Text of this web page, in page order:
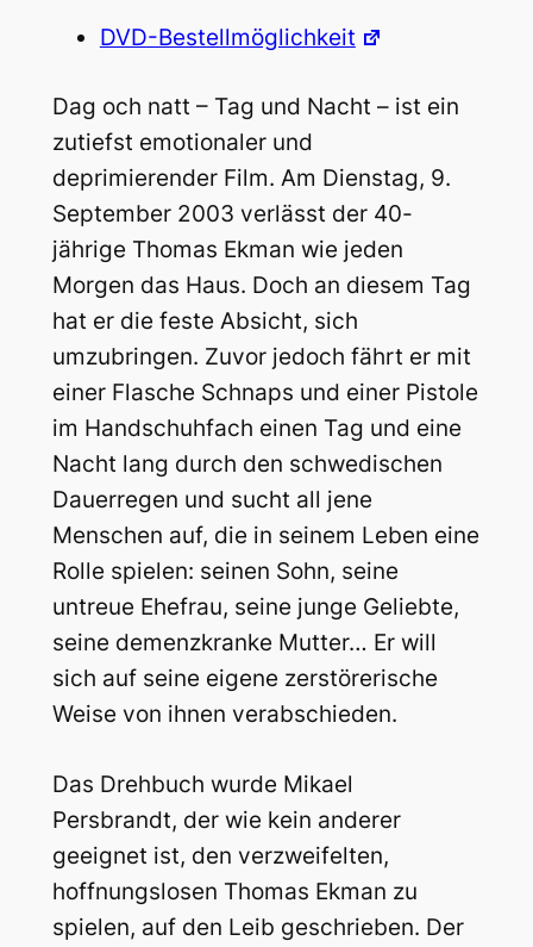
DVD-Bestellmöglichkeit
Dag och natt – Tag und Nacht – ist ein
zutiefst emotionaler und
deprimierender Film. Am Dienstag, 9.
September 2003 verlässt der 40-
jährige Thomas Ekman wie jeden
Morgen das Haus. Doch an diesem Tag
hat er die feste Absicht, sich
umzubringen. Zuvor jedoch fährt er mit
einer Flasche Schnaps und einer Pistole
im Handschuhfach einen Tag und eine
Nacht lang durch den schwedischen
Dauerregen und sucht all jene
Menschen auf, die in seinem Leben eine
Rolle spielen: seinen Sohn, seine
untreue Ehefrau, seine junge Geliebte,
seine demenzkranke Mutter… Er will
sich auf seine eigene zerstörerische
Weise von ihnen verabschieden.
Das Drehbuch wurde Mikael
Persbrandt, der wie kein anderer
geeignet ist, den verzweifelten,
hoffnungslosen Thomas Ekman zu
spielen, auf den Leib geschrieben. Der